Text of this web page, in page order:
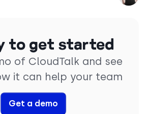
to get started?
of CloudTalk and see
how it can help your team.
Get a demo